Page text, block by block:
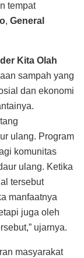
tempat
, General
Kita Olah
sampah yang
dan ekonomi
ulang. Program
komunitas
ulang. Ketika
tersebut
manfaatnya
juga oleh
ujarnya.
masyarakat